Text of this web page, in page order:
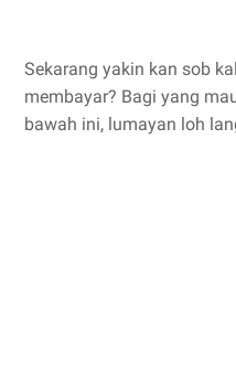
Sekarang yakin kan sob
membayar? Bagi yang
bawah ini, lumayan loh